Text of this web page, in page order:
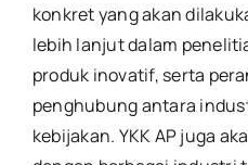
konkret yang akan
lebih lanjut dalam
produk inovatif, serta
penghubung antara
kebijakan. YKK AP juga